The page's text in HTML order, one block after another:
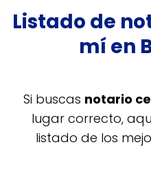
Listado de
mí en
Si buscas notario
lugar correcto,
listado de los